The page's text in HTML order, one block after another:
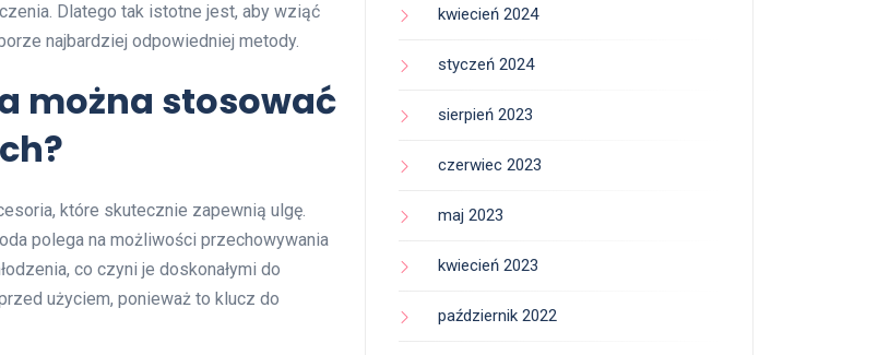
Dlatego tak istotne jest, aby wziąć
najbardziej odpowiedniej metody.
można stosować
które skutecznie zapewnią ulgę.
polega na możliwości przechowywania
co czyni je doskonałymi do
użyciem, ponieważ to klucz do
kwiecień 2024
styczeń 2024
sierpień 2023
czerwiec 2023
maj 2023
kwiecień 2023
październik 2022